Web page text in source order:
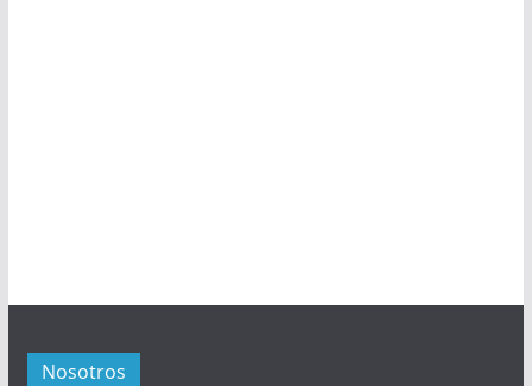
Nosotros